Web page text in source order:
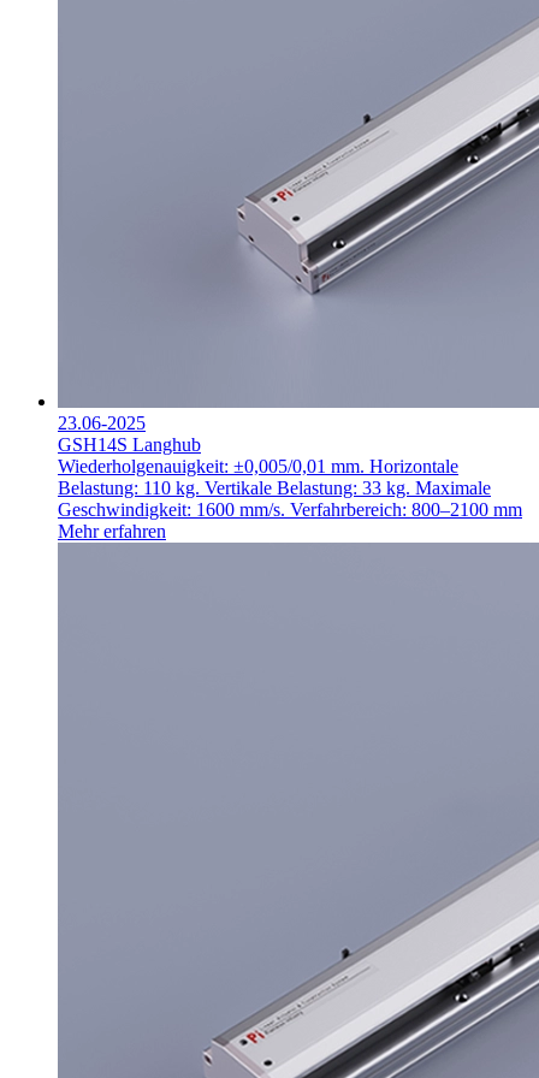
23.06-2025
GSH14S Langhub
Wiederholgenauigkeit: ±0,005/0,01 mm. Horizontale
Belastung: 110 kg. Vertikale Belastung: 33 kg. Maximale
Geschwindigkeit: 1600 mm/s. Verfahrbereich: 800–2100 mm
Mehr erfahren